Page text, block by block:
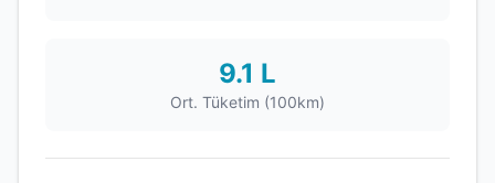
9.1 L
Ort. Tüketim (100km)